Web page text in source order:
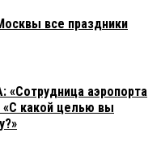
все праздники
аэропорта
«С какой целью вы